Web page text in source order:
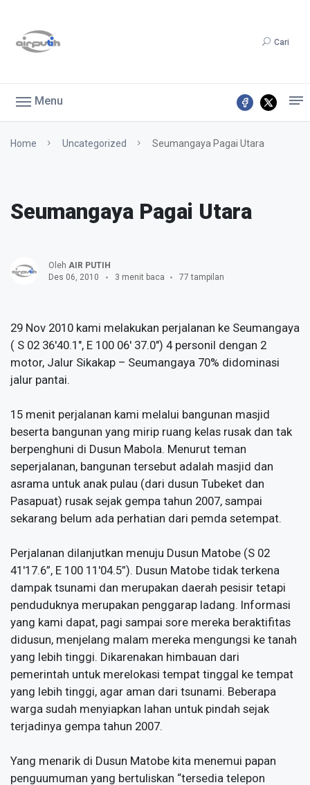
Cari
Menu
Home Uncategorized Seumangaya Pagai Utara
Seumangaya Pagai Utara
Oleh AIR PUTIH
Des 06, 2010
3 menit baca 77 tampilan
29 Nov 2010 kami melakukan perjalanan ke Seumangaya
( S 02 36'40.1", E 100 06' 37.0") 4 personil dengan 2
motor, Jalur Sikakap – Seumangaya 70% didominasi
jalur pantai.
15 menit perjalanan kami melalui bangunan masjid
beserta bangunan yang mirip ruang kelas rusak dan tak
berpenghuni di Dusun Mabola. Menurut teman
seperjalanan, bangunan tersebut adalah masjid dan
asrama untuk anak pulau (dari dusun Tubeket dan
Pasapuat) rusak sejak gempa tahun 2007, sampai
sekarang belum ada perhatian dari pemda setempat.
Perjalanan dilanjutkan menuju Dusun Matobe (S 02
41'17.6”, E 100 11'04.5”). Dusun Matobe tidak terkena
dampak tsunami dan merupakan daerah pesisir tetapi
penduduknya merupakan penggarap ladang. Informasi
yang kami dapat, pagi sampai sore mereka beraktifitas
didusun, menjelang malam mereka mengungsi ke tanah
yang lebih tinggi. Dikarenakan himbauan dari
pemerintah untuk merelokasi tempat tinggal ke tempat
yang lebih tinggi, agar aman dari tsunami. Beberapa
warga sudah menyiapkan lahan untuk pindah sejak
terjadinya gempa tahun 2007.
Yang menarik di Dusun Matobe kita menemui papan
penguumuman yang bertuliskan “tersedia telepon